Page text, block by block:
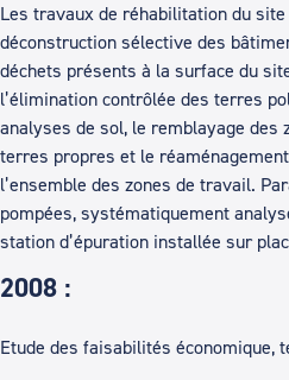
Les travaux de réhabilitation du
déconstruction sélective des
déchets présents à la surface du
l’élimination contrôlée des terres
analyses de sol, le remblayage des
terres propres et le
l’ensemble des zones de travail.
pompées, systématiquement
station d’épuration installée sur
2008 :
Etude des faisabilités économique,